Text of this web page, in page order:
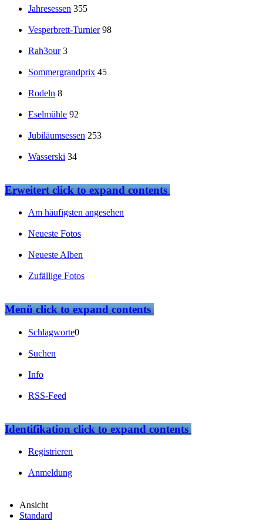
Jahresessen 355
Vesperbrett-Turnier 98
Rah3our 3
Sommergrandprix 45
Rodeln 8
Eselmühle 92
Jubiläumsessen 253
Wasserski 34
Erweitertclick to expand contents
Am häufigsten angesehen
Neueste Fotos
Neueste Alben
Zufällige Fotos
Menüclick to expand contents
Schlagworte0
Suchen
Info
RSS-Feed
Identifikationclick to expand contents
Registrieren
Anmeldung
Ansicht
Standard